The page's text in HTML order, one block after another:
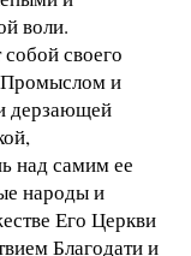
воли.
своего
Промыслом и
дерзающей
над самим ее
народы и
Его Церкви
Благодати и